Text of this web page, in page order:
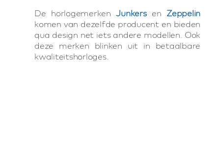
De horlogemerkenJunkersen Zeppelin
komen van dezelfde producent en bieden
qua design net iets andere modellen. Ook
deze merken blinken uit in betaalbare
kwaliteitshorloges.